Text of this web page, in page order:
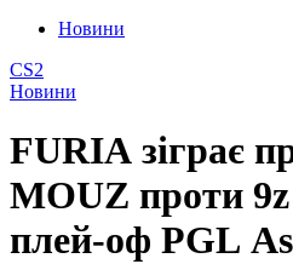
Новини
CS2
Новини
FURIA зіграє
MOUZ проти 9z
плей-оф PGL